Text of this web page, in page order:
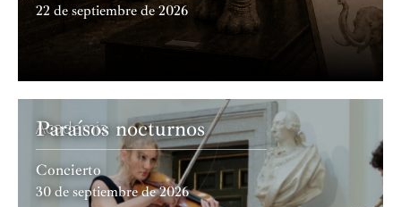
22 de septiembre de 2026
Academia
Paraísos nocturnos
Concierto
30 de septiembre de 2026